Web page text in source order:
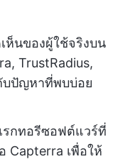
ห็นของผู้ใช้จริงบน
TrustRadius,
บปัญหาที่พบบ่อย
รกทอรีซอฟต์แวร์ที่
Capterra เพื่อให้